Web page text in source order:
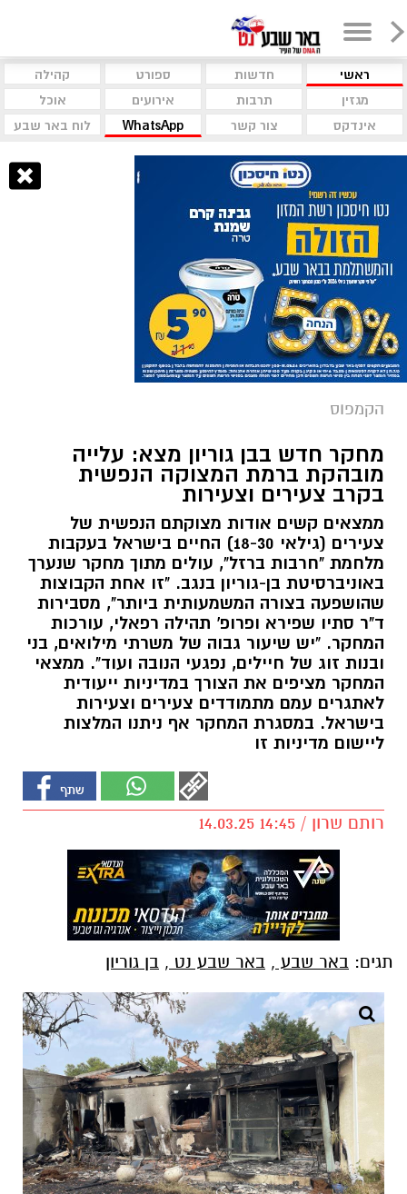
ראשי חדשות ספורט
קהילה
מגזין
תרבות אירועים
אוכל
אינדקס
צור קשר WhatsApp לוח באר שבע
הקמפוס
מחקר חדש בבן גוריון מצא: עלייה
מובהקת ברמת המצוקה הנפשית
בקרב צעירים וצעירות
ממצאים קשים אודות מצוקתם הנפשית של
צעירים (גילאי 18-30) החיים בישראל בעקבות
מלחמת "חרבות ברזל", עולים מתוך מחקר שנערך
באוניברסיטת בן-גוריון בנגב. "זו אחת הקבוצות
שהושפעה בצורה המשמעותית ביותר", מסבירות
ד"ר סתיו שפירא ופרופ' תהילה רפאלי, עורכות
המחקר. "יש שיעור גבוה של משרתי מילואים, בני
ובנות זוג של חיילים, נפגעי הנובה ועוד". ממצאי
המחקר מציפים את הצורך במדיניות ייעודית
לאתגרים עמם מתמודדים צעירים וצעירות
בישראל. במסגרת המחקר אף ניתנו המלצות
ליישום מדיניות זו
רותם שרון / 14:45 14.03.25
תגים: באר שבע , באר שבע נט , בן גוריון